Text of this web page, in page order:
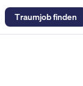
Traumjob finden